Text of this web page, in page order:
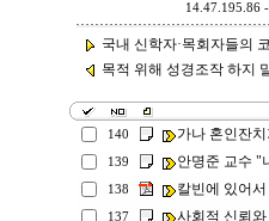
14.47.195.86
국내 신학자·목회자들의
목적 위해 성경조작 하지
140 가나 혼인잔
139 안명준 교수 "
138 칼빈에 있어
137 사회적 신뢰